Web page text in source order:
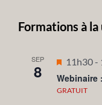
Formations à la
SEP
8
Mis
en
avant
11h30-
Webinaire
GRATUIT